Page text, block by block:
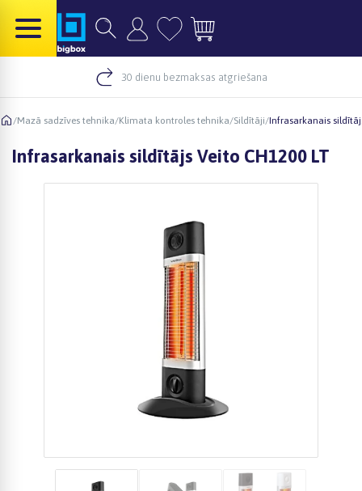
30 dienu bezmaksas atgriešana
/Mazā sadzīves tehnika/Klimata kontroles tehnika/Sildītāji/Infrasarkanais
Infrasarkanais sildītājs Veito CH1200 LT